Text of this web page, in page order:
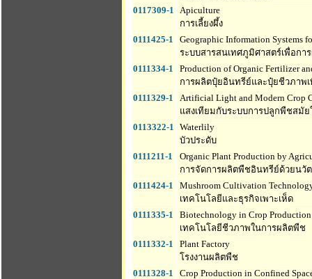
0117309-1 Apiculture
การเลี้ยงผึ้ง
0111425-1
Geographic Information Systems
ระบบสารสนเทศภูมิศาสตร์เพื่อกา
0111334-1
Production of Organic Fertilizer
การผลิตปุ๋ยอินทรีย์และปุ๋ยชีวภาพ
0111329-1
Artificial Light and Modern Crop
แสงเทียมกับระบบการปลูกพืชสมั
0113322-1 Waterlily
บัวประดับ
0111211-1
Organic Plant Production by
การจัดการผลิตพืชอินทรีย์ด้วยนวั
0111424-1
Mushroom Cultivation
เทคโนโลยีและธุรกิจเพาะเห็ด
0111335-1
Biotechnology in Crop Production
เทคโนโลยีชีวภาพในการผลิตพืช
0111332-1
Plant Factory
โรงงานผลิตพืช
0111328-1
Crop Production in Confined